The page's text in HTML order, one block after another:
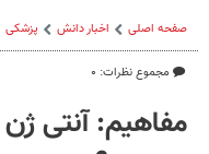
صفحه اصلی اخبار دانش پزشکی
مجموع نظرات: ۰